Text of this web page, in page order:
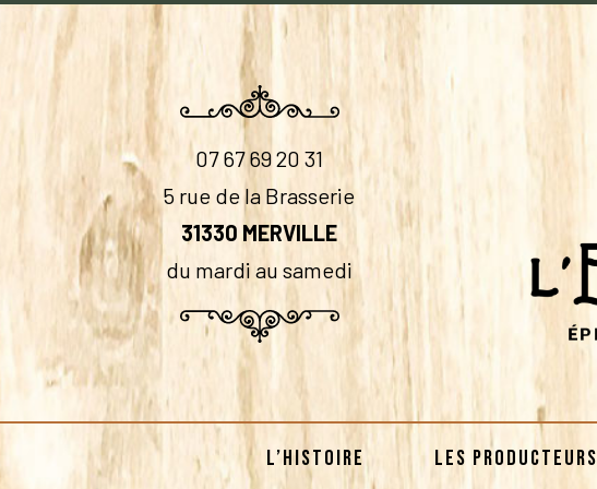
07 67 69 20 31
5 rue de la Brasserie
31330 MERVILLE
du mardi au samedi
L’HISTOIRE LES PRODUCTEURS